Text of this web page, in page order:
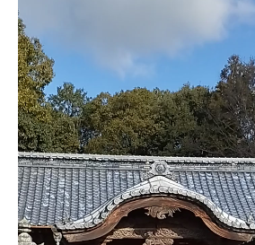
画
プ
レ
ー
ヤ
ー